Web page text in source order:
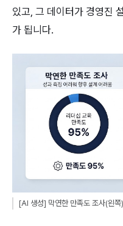
있고, 그 데이터가 경영진
가 됩니다.
[AI 생성] 막연한 만족도 조사(왼